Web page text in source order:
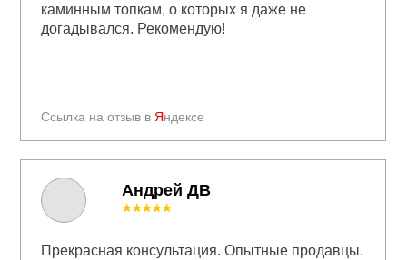
Ссылка на отзыв в Яндексе
каминным топкам, о которых я даже не
догадывался. Рекомендую!
Андрей ДВ
★★★★★
Прекрасная консультация. Опытные продавцы.